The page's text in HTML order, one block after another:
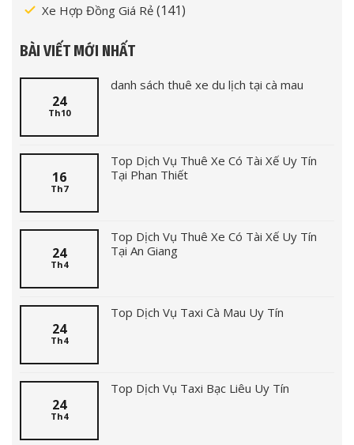
Xe Hợp Đồng Giá Rẻ (141)
BÀI VIẾT MỚI NHẤT
24
Th10
danh sách thuê xe du lịch tại cà mau
16
Th7
Top Dịch Vụ Thuê Xe Có Tài Xế Uy Tín
Tại Phan Thiết
24
Th4
Top Dịch Vụ Thuê Xe Có Tài Xế Uy Tín
Tại An Giang
24
Th4
Top Dịch Vụ Taxi Cà Mau Uy Tín
24
Th4
Top Dịch Vụ Taxi Bạc Liêu Uy Tín